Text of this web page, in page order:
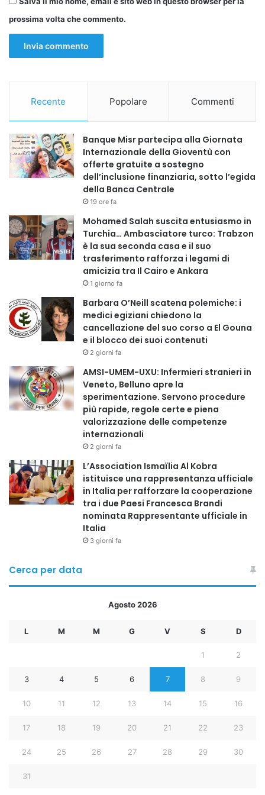
tra diverse forze politiche abbiano contribuito a garantire
la stabilità politica del paese.
Il Senatore Scilipoti, con la sua capacità di dialogo e di
necessità fondamentale della politica italiana: quella di
trovare punti di convergenza anche nelle situazioni più
talvolta, la politica possa ancora essere in grado di unire.
Aurelio Coppeto (Direttore AgenPress)
Copy URL
prossima volta che commento.
Recente Popolare Commenti
Banque Misr partecipa alla Giornata
Internazionale della Gioventù con
offerte gratuite a sostegno
dell’inclusione finanziaria, sotto l’egida
della Banca Centrale
19 ore fa
Mohamed Salah suscita entusiasmo in
Turchia… Ambasciatore turco: Trabzon
è la sua seconda casa e il suo
trasferimento rafforza i legami di
amicizia tra Il Cairo e Ankara
1 giorno fa
Barbara O’Neill scatena polemiche: i
medici egiziani chiedono la
cancellazione del suo corso a El Gouna
e il blocco dei suoi contenuti
2 giorni fa
AMSI-UMEM-UXU: Infermieri stranieri in
Veneto, Belluno apre la
sperimentazione. Servono procedure
più rapide, regole certe e piena
valorizzazione delle competenze
internazionali
2 giorni fa
L’Association Ismaïlia Al Kobra
istituisce una rappresentanza ufficiale
in Italia per rafforzare la cooperazione
tra i due Paesi Francesca Brandi
nominata Rappresentante ufficiale in
Italia
3 giorni fa
Cerca per data
Agosto 2026
L M M G V S D
1 2
3 4 5 6 7 8 9
10 11 12 13 14 15 16
17 18 19 20 21 22 23
24 25 26 27 28 29 30
31